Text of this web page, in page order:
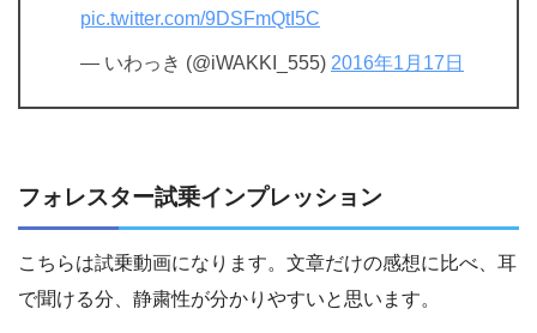
pic.twitter.com/9DSFmQtI5C
— いわっき (@iWAKKI_555) 2016年1月17日
フォレスター試乗インプレッション
こちらは試乗動画になります。文章だけの感想に比べ、耳
で聞ける分、静粛性が分かりやすいと思います。